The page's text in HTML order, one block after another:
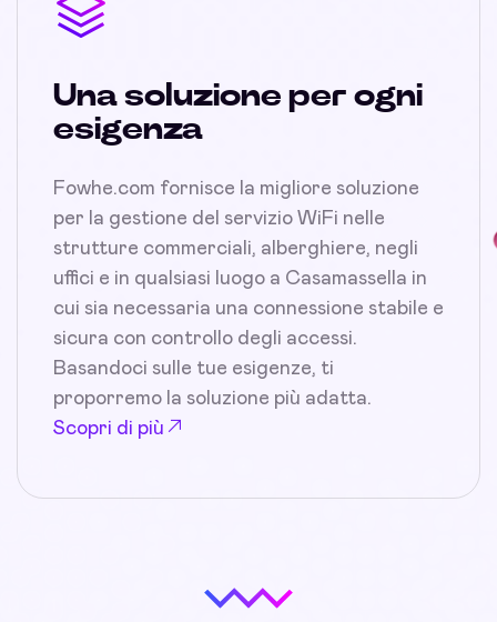
Una soluzione per ogni
esigenza
Fowhe.com fornisce la migliore soluzione
per la gestione del servizio WiFi nelle
strutture commerciali, alberghiere, negli
uffici e in qualsiasi luogo a Casamassella in
cui sia necessaria una connessione stabile e
sicura con controllo degli accessi.
Basandoci sulle tue esigenze, ti
proporremo la soluzione più adatta.
Scopri di più